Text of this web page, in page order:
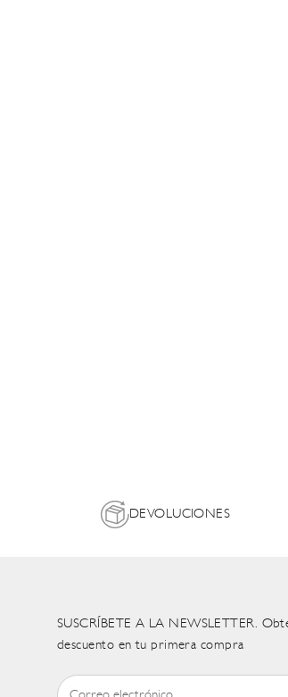
DEVOLUCIONES
SUSCRÍBETE A LA NEWSLETTER.
descuento en tu primera compra